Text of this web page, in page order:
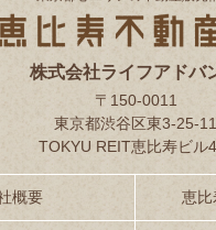
東京都⼼エリアの不動産販売
株式会社ライフアドバ
〒150-0011
TOKYU REIT恵比寿ビル